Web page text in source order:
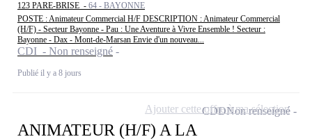
123 PARE-BRISE - 64 - BAYONNE
POSTE : Animateur Commercial H/F DESCRIPTION : Animateur Commercial
(H/F) - Secteur Bayonne - Pau : Une Aventure à Vivre Ensemble ! Secteur :
Bayonne - Dax - Mont-de-Marsan Envie d'un nouveau...
CDI - Non renseigné
Publié il y a 8 jours
ANIMATEUR (H/F) A LA
CDDNon renseigné
Ajouter cette offre à ma sélection